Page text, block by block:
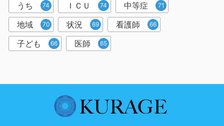
うち 74 ＩＣＵ 74 中等症 71
地域 70 状況 69 看護師 66
子ども 66 医師 65